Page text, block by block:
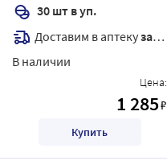
30 шт в уп.
Доставим в аптекузавтра
В наличии
Цена:
1 285₽
Купить